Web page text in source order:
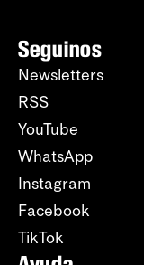
Seguinos
Newsletters
RSS
YouTube
WhatsApp
Instagram
Facebook
TikTok